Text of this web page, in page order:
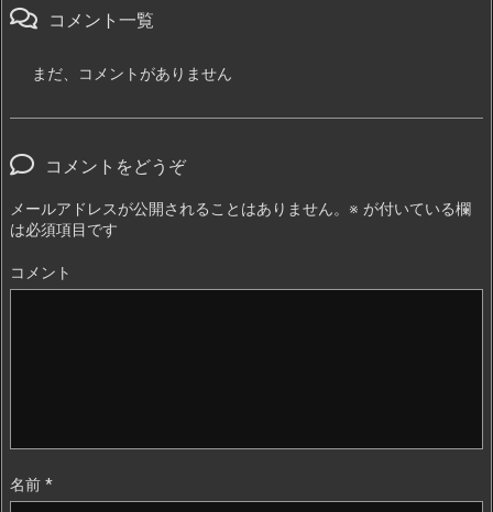
コメント一覧
まだ、コメントがありません
コメントをどうぞ
メールアドレスが公開されることはありません。 ※ が付いている欄
は必須項目です
コメント
名前 *